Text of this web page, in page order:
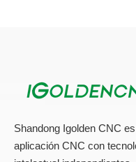
La máquina de cortar
lámina de acero de
lámina galvanizada, placa
Shandong Igolden CNC
aplicación CNC con